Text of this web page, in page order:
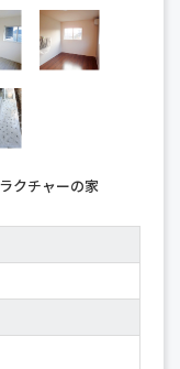
クチャーの家